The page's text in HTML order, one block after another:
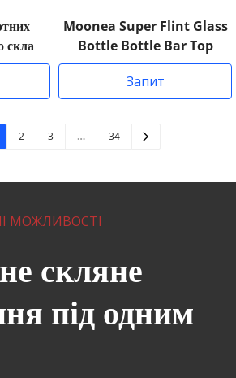
скла
Moonea Super Flint Glass
Bottle Bottle Bar Top
Запит
2 3 … 34
МОЖЛИВОСТІ
скляне
під одним